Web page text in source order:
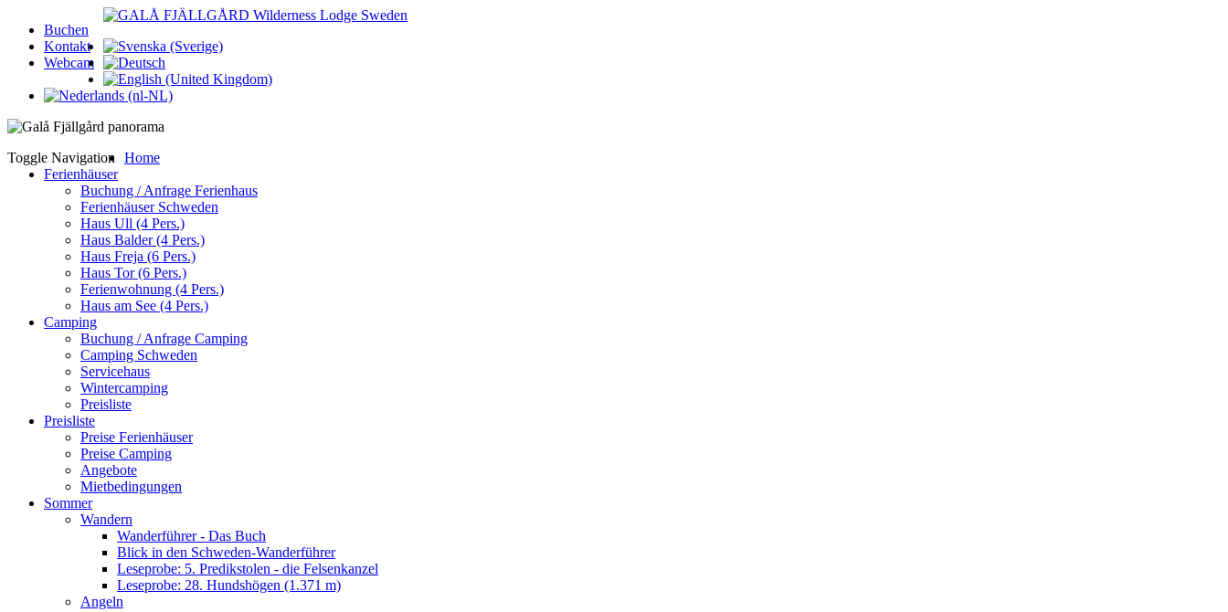
Buchen
Kontakt
Webcam
Toggle Navigation
Home
Ferienhäuser
Buchung / Anfrage Ferienhaus
Ferienhäuser Schweden
Haus Ull (4 Pers.)
Haus Balder (4 Pers.)
Haus Freja (6 Pers.)
Haus Tor (6 Pers.)
Ferienwohnung (4 Pers.)
Haus am See (4 Pers.)
Camping
Buchung / Anfrage Camping
Camping Schweden
Servicehaus
Wintercamping
Preisliste
Preisliste
Preise Ferienhäuser
Preise Camping
Angebote
Mietbedingungen
Sommer
Wandern
Wanderführer - Das Buch
Blick in den Schweden-Wanderführer
Leseprobe: 5. Predikstolen - die Felsenkanzel
Leseprobe: 28. Hundshögen (1.371 m)
Angeln